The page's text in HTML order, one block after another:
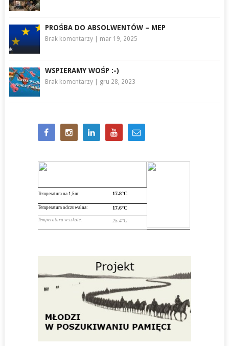
PROŚBA DO ABSOLWENTÓW – MEP
Brak komentarzy| mar 19, 2025
WSPIERAMY WOŚP :-)
Brak komentarzy| gru 28, 2023